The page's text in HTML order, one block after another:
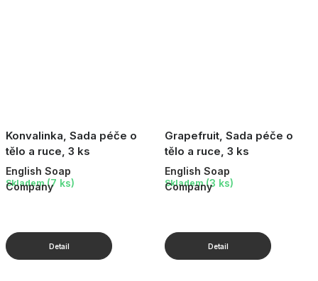
Konvalinka, Sada péče o
tělo a ruce, 3 ks
English Soap
Company
Skladem (7 ks)
Grapefruit, Sada péče o
tělo a ruce, 3 ks
English Soap
Company
Skladem (3 ks)